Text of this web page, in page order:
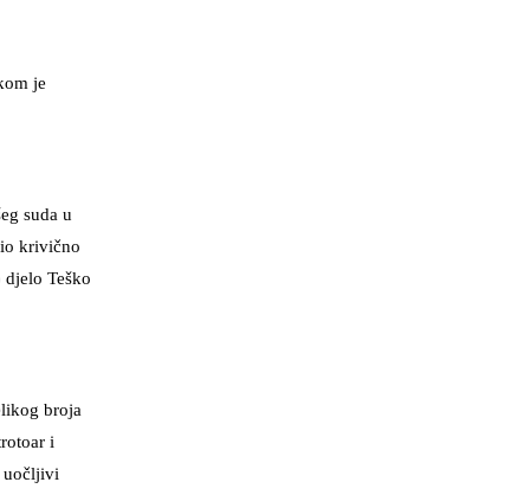
je
suda u
krivično
Teško
broja
i
uočljivi